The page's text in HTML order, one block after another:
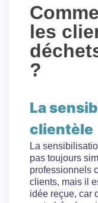
les
?
La
clientèle
La
pas toujours
professionnels
clients, mais il
idée reçue, car